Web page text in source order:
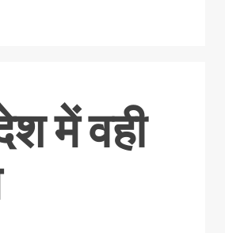
में वही